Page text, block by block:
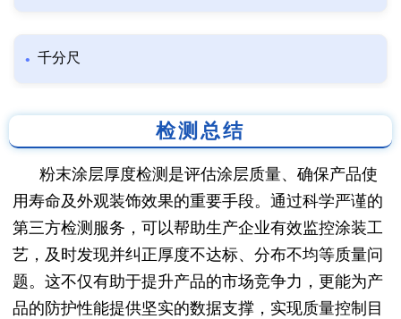
千分尺
检测总结
粉末涂层厚度检测是评估涂层质量、确保产品使
用寿命及外观装饰效果的重要手段。通过科学严谨的
第三方检测服务，可以帮助生产企业有效监控涂装工
艺，及时发现并纠正厚度不达标、分布不均等质量问
题。这不仅有助于提升产品的市场竞争力，更能为产
品的防护性能提供坚实的数据支撑，实现质量控制目